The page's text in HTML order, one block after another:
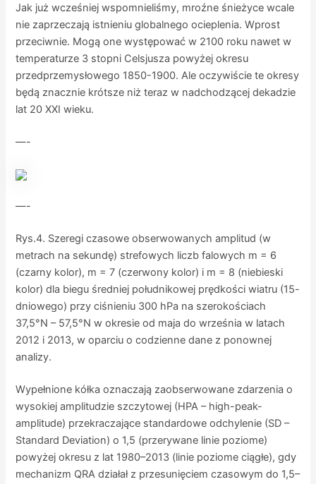
Jak już wcześniej wspomnieliśmy, mroźne śnieżyce wcale
nie zaprzeczają istnieniu globalnego ocieplenia. Wprost
przeciwnie. Mogą one występować w 2100 roku nawet w
temperaturze 3 stopni Celsjusza powyżej okresu
przedprzemysłowego 1850-1900. Ale oczywiście te okresy
będą znacznie krótsze niż teraz w nadchodzącej dekadzie
lat 20 XXI wieku.
—-
—-
Rys.4. Szeregi czasowe obserwowanych amplitud (w
metrach na sekundę) strefowych liczb falowych m = 6
(czarny kolor), m = 7 (czerwony kolor) i m = 8 (niebieski
kolor) dla biegu średniej południkowej prędkości wiatru (15-
dniowego) przy ciśnieniu 300 hPa na szerokościach
37,5°N – 57,5°N w okresie od maja do września w latach
2012 i 2013, w oparciu o codzienne dane z ponownej
analizy.
Wypełnione kółka oznaczają zaobserwowane zdarzenia o
wysokiej amplitudzie szczytowej (HPA – high-peak-
amplitude) przekraczające standardowe odchylenie (SD –
Standard Deviation) o 1,5 (przerywane linie poziome)
powyżej okresu z lat 1980–2013 (linie poziome ciągłe), gdy
mechanizm QRA działał z przesunięciem czasowym do 1,5–